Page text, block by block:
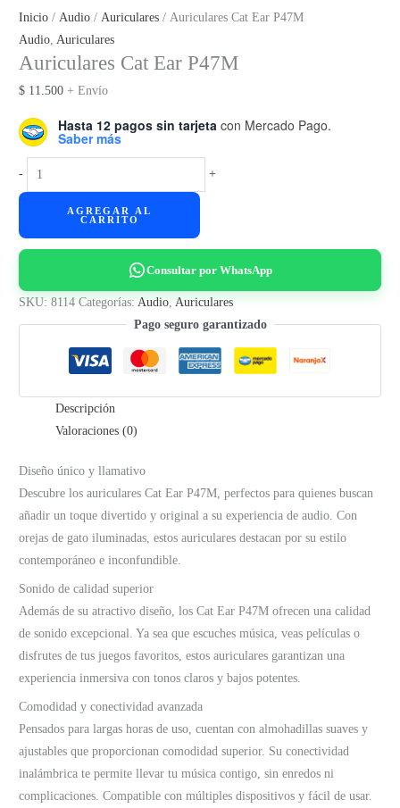
Inicio /Audio /Auriculares / Auriculares Cat Ear P47M
Audio,Auriculares
Auriculares Cat Ear P47M
$ 11.500 + Envío
Hasta 12 pagos sin tarjeta con Mercado Pago.
Saber más
-
Auriculares
Cat
+
AGREGAR AL
CARRITO
Consultar por WhatsApp
SKU:8114 Categorías: Audio Auriculares
Pago seguro garantizado
Descripción
Valoraciones (0)
Diseño único y llamativo
Descubre los auriculares Cat Ear P47M, perfectos para quienes buscan
añadir un toque divertido y original a su experiencia de audio. Con
orejas de gato iluminadas, estos auriculares destacan por su estilo
contemporáneo e inconfundible.
Sonido de calidad superior
Además de su atractivo diseño, los Cat Ear P47M ofrecen una calidad
de sonido excepcional. Ya sea que escuches música, veas películas o
disfrutes de tus juegos favoritos, estos auriculares garantizan una
experiencia inmersiva con tonos claros y bajos potentes.
Comodidad y conectividad avanzada
Pensados para largas horas de uso, cuentan con almohadillas suaves y
ajustables que proporcionan comodidad superior. Su conectividad
inalámbrica te permite llevar tu música contigo, sin enredos ni
complicaciones. Compatible con múltiples dispositivos y fácil de usar.